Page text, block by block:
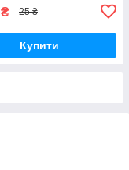
₴ 25 ₴
Купити